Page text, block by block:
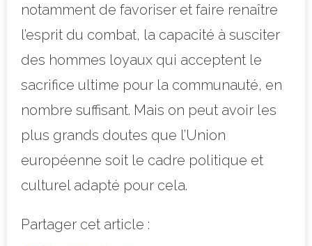
notamment de favoriser et faire renaître
l’esprit du combat, la capacité à susciter
des hommes loyaux qui acceptent le
sacrifice ultime pour la communauté, en
nombre suffisant. Mais on peut avoir les
plus grands doutes que l’Union
européenne soit le cadre politique et
culturel adapté pour cela.
Partager cet article :